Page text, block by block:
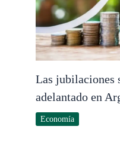
Las jubilaciones
adelantado en
Economía